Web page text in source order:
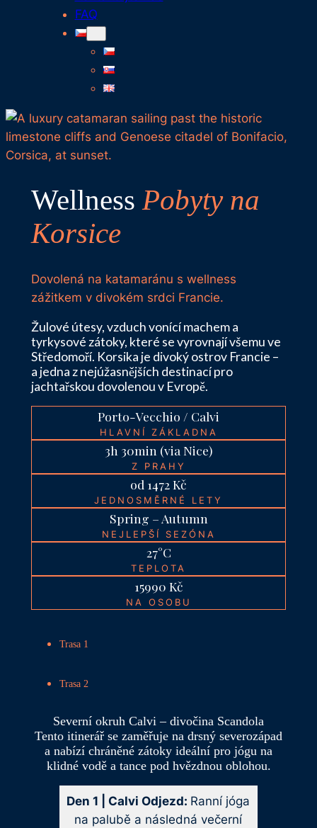
FAQ
WellnessPobyty na
Korsice
Dovolená na katamaránu s wellness
zážitkem v divokém srdci Francie.
Žulové útesy, vzduch vonící machem a
tyrkysové zátoky, které se vyrovnají všemu ve
Středomoří. Korsika je divoký ostrov Francie –
a jedna z nejúžasnějších destinací pro
jachtařskou dovolenou v Evropě.
Porto-Vecchio / Calvi
HLAVNÍ ZÁKLADNA
3h 30min (via Nice)
Z PRAHY
od 1472 Kč
JEDNOSMĚRNÉ LETY
Spring – Autumn
NEJLEPŠÍ SEZÓNA
27°C
TEPLOTA
15990 Kč
NA OSOBU
Trasa 1
Trasa 2
Severní okruh Calvi – divočina Scandola
Tento itinerář se zaměřuje na drsný severozápad
a nabízí chráněné zátoky ideální pro jógu na
klidné vodě a tance pod hvězdnou oblohou.
Den 1 | Calvi Odjezd: Ranní jóga
na palubě a následná večerní